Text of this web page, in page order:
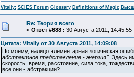
Vitaliy: SCIES Forum Glossary Definitions of Magic
Re: Теория всего
« Ответ #688 : 30 Августа 2011, 14:45:55
Цитата: Vitaliy от 30 Августа 2011, 14:09:08
По моему, налицо элементарная логическая
абстрактное представление - энергия". Здесь
скорость, время, расстояние, сила тока,
все они - абстракции?